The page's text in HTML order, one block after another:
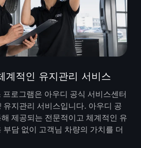
계적인 유지관리 서비스
로그램은 아우디 공식 서비스센터
유지관리 서비스입니다. 아우디 공
제공되는 전문적이고 체계적인 유
부담 없이 고객님 차량의 가치를 더